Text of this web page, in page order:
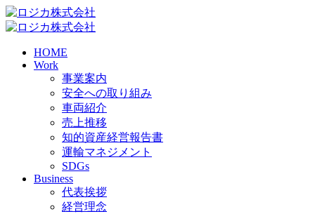
HOME
Work
事業案内
安全への取り組み
車両紹介
売上推移
知的資産経営報告書
運輸マネジメント
SDGs
Business
代表挨拶
経営理念